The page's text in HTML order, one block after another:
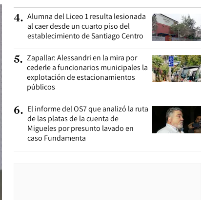
4. Alumna del Liceo 1 resulta lesionada
al caer desde un cuarto piso del
establecimiento de Santiago Centro
5. Zapallar: Alessandri en la mira por
cederle a funcionarios municipales la
explotación de estacionamientos
públicos
6. El informe del OS7 que analizó la ruta
de las platas de la cuenta de
Migueles por presunto lavado en
caso Fundamenta